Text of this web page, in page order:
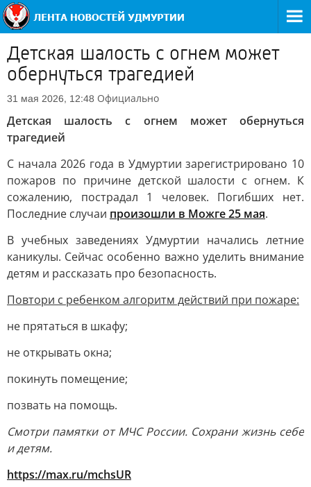
Детская шалость с огнем может
обернуться трагедией
31 мая 2026, 12:48 Официально
Детская шалость с огнем может обернуться
трагедией
С начала 2026 года в Удмуртии зарегистрировано 10
пожаров по причине детской шалости с огнем. К
сожалению, пострадал 1 человек. Погибших нет.
Последние случаи произошли в Можге 25 мая.
В учебных заведениях Удмуртии начались летние
каникулы. Сейчас особенно важно уделить внимание
детям и рассказать про безопасность.
Повтори с ребенком алгоритм действий при пожаре:
не прятаться в шкафу;
не открывать окна;
покинуть помещение;
позвать на помощь.
Смотри памятки от МЧС России. Сохрани жизнь себе
и детям.
https://max.ru/mchsUR